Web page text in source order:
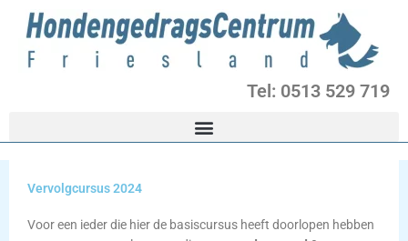
inhoud
Tel: 0513 529 719
Vervolgcursus 2024
Voor een ieder die hier de basiscursus heeft doorlopen hebben